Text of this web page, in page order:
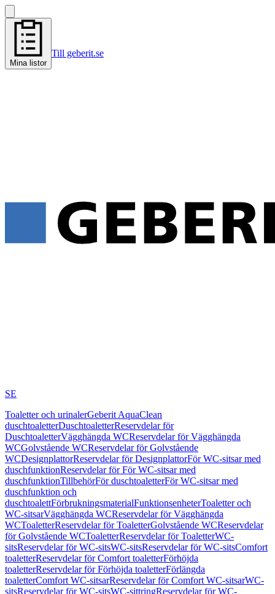
Mina listor
Till geberit.se
SE
Toaletter och urinalerGeberit AquaClean
duschtoaletterDuschtoaletterReservdelar för
DuschtoaletterVägghängda WCReservdelar för Vägghängda
WCGolvstående WCReservdelar för Golvstående
WCDesignplattorReservdelar för DesignplattorFör WC-sitsar med
duschfunktionReservdelar för För WC-sitsar med
duschfunktionTillbehörFör duschtoaletterFör WC-sitsar med
duschfunktion och
duschtoalettFörbrukningsmaterialFunktionsenheterToaletter och
WC-sitsarVägghängda WCReservdelar för Vägghängda
WCToaletterReservdelar för ToaletterGolvstående WCReservdelar
för Golvstående WCToaletterReservdelar för ToaletterWC-
sitsReservdelar för WC-sitsWC-sitsReservdelar för WC-sitsComfort
toaletterReservdelar för Comfort toaletterFörhöjda
toaletterReservdelar för Förhöjda toaletterFörlängda
toaletterComfort WC-sitsarReservdelar för Comfort WC-sitsarWC-
sitsReservdelar för WC-sitsWC-sittringReservdelar för WC-